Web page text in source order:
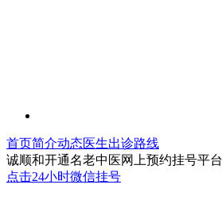
首页简介动态医生出诊路线
诚顺和开通名老中医网上预约挂号平台
点击24小时微信挂号